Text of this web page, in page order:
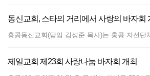
동신교회, 스타의 거리에서 사랑의 바자회
제일교회 제23회 사랑나눔 바자회 개최